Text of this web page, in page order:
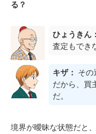
る？
ひょうきん：
査定もでき
キザ：
その
だから、買
だ。
境界が曖昧な状態だと、